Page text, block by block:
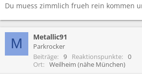
Du muess zimmlich frueh rein kommen
M Metallic91
Parkrocker
Beiträge
9 Reaktionspunkte
0
Ort
Weilheim (nähe München)